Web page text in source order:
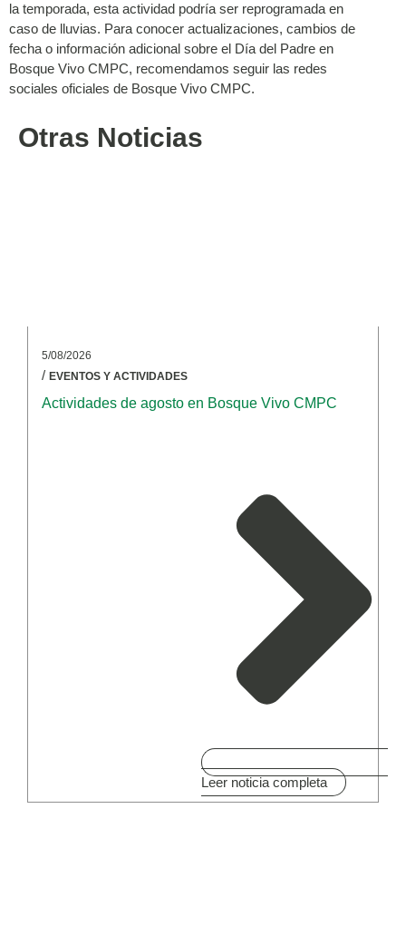
la temporada, esta actividad podría ser reprogramada en
caso de lluvias. Para conocer actualizaciones, cambios de
fecha o información adicional sobre el Día del Padre en
Bosque Vivo CMPC, recomendamos seguir las redes
sociales oficiales de Bosque Vivo CMPC.
Otras Noticias
5/08/2026
/ EVENTOS Y ACTIVIDADES
Actividades de agosto en Bosque Vivo CMPC
Leer noticia completa